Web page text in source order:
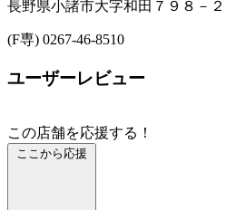
長野県小諸市大字和田７９８－２
(F専) 0267-46-8510
ユーザーレビュー
この店舗を応援する！
ここから応援